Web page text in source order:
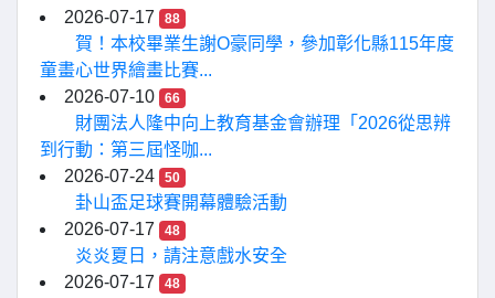
2026-07-17
88
賀！本校畢業生謝O豪同學，參加彰化縣115年度
童畫心世界繪畫比賽...
2026-07-10
66
財團法人隆中向上教育基金會辦理「2026從思辨
到行動：第三屆怪咖...
2026-07-24
50
卦山盃足球賽開幕體驗活動
2026-07-17
48
炎炎夏日，請注意戲水安全
2026-07-17
48